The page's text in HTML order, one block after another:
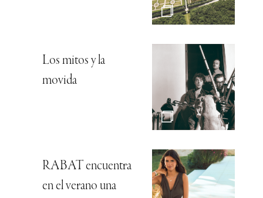
Los mitos y la
movida
RABAT encuentra
en el verano una